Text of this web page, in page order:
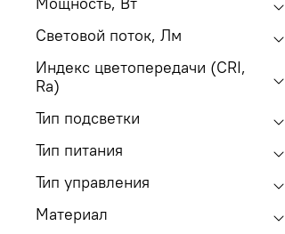
Световой поток, Лм
Индекс цветопередачи (CRI,
Ra)
Тип подсветки
Тип питания
Тип управления
Материал